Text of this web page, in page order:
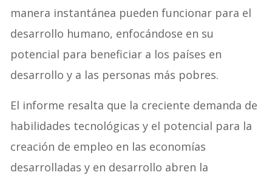
manera instantánea pueden funcionar para el
desarrollo humano, enfocándose en su
potencial para beneficiar a los países en
desarrollo y a las personas más pobres.
El informe resalta que la creciente demanda de
habilidades tecnológicas y el potencial para la
creación de empleo en las economías
desarrolladas y en desarrollo abren la